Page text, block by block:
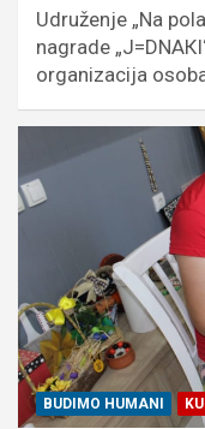
Udruženje „Na
nagrade
organizacija
BUDIMO HUMANI